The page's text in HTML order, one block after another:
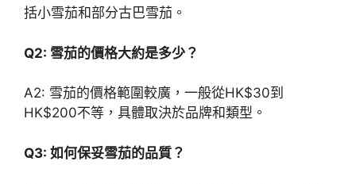
括小雪茄和部分古巴雪茄。
Q2: 雪茄的價格大約是多少？
A2: 雪茄的價格範圍較廣，一般從HK$30到
HK$200不等，具體取決於品牌和類型。
Q3: 如何保妥雪茄的品質？